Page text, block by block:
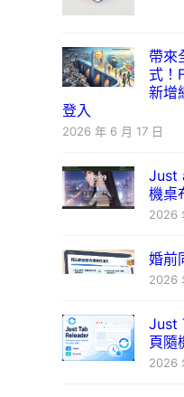
帶來
式！
新增
登入
2026 年 6 月 17 日
Just
機桌
2026
婚前
2026
Just
頁隨
2026